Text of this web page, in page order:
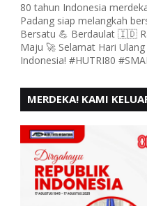
80 tahun Indonesia
Padang siap melangkah
Bersatu 💪 Berdaulat 🇮🇩
Maju 🚀 Selamat Hari
Indonesia! #HUTRI80
MERDEKA! KAMI
- 80